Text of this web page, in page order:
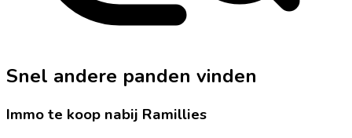
Snel andere panden vinden
Immo te koop nabij Ramillies